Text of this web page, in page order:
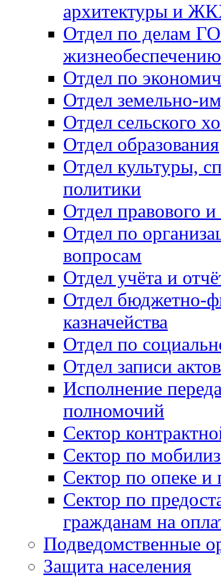
архитектуры и
Отдел по делам
Отдел по
Отдел земельно-
Отдел сельского
Отдел образования
Отдел культуры,
политики
Отдел правового
Отдел по
вопросам
Отдел учёта и
Отдел бюджетно-
казначейства
Отдел по
Отдел записи
Исполнение
полномочий
Сектор
Сектор по
Сектор по опеке и
Сектор по
гражданам на
Подведомственные
Защита населения